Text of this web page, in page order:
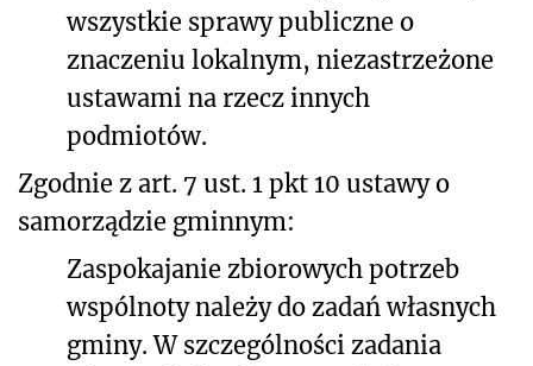
wszystkie sprawy publiczne o
znaczeniu lokalnym, niezastrzeżone
ustawami na rzecz innych
podmiotów.
Zgodnie z art. 7 ust. 1 pkt 10 ustawy o
samorządzie gminnym:
Zaspokajanie zbiorowych potrzeb
wspólnoty należy do zadań własnych
gminy. W szczególności zadania